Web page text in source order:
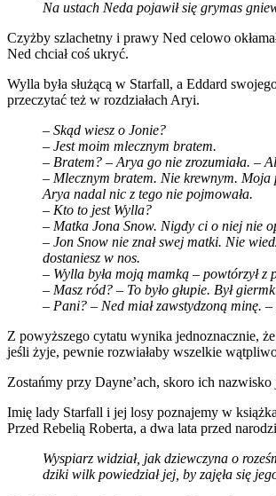
Na ustach Neda pojawił się grymas
Czyżby szlachetny i prawy Ned celowo
Ned chciał coś ukryć.
Wylla była służącą w Starfall, a Eddard
przeczytać też w rozdziałach Aryi.
– Skąd wiesz o Jonie?
– Jest moim mlecznym bratem.
– Bratem? – Arya go nie zrozumiała. –
– Mlecznym bratem. Nie krewnym. Moja
Arya nadal nic z tego nie pojmowała.
– Kto to jest Wylla?
– Matka Jona Snow. Nigdy ci o niej nie
– Jon Snow nie znał swej matki. Nie
dostaniesz w nos.
– Wylla była moją mamką – powtórzył
– Masz ród? – To było głupie. Był
– Pani? – Ned miał zawstydzoną minę.
Z powyższego cytatu wynika jednoznacznie,
jeśli żyje, pewnie rozwiałaby wszelkie
Zostańmy przy Dayne’ach, skoro ich
Imię lady Starfall i jej losy poznajemy w
Przed Rebelią Roberta, a dwa lata przed
Wyspiarz widział, jak dziewczyna o
dziki wilk powiedział jej, by zajęła się